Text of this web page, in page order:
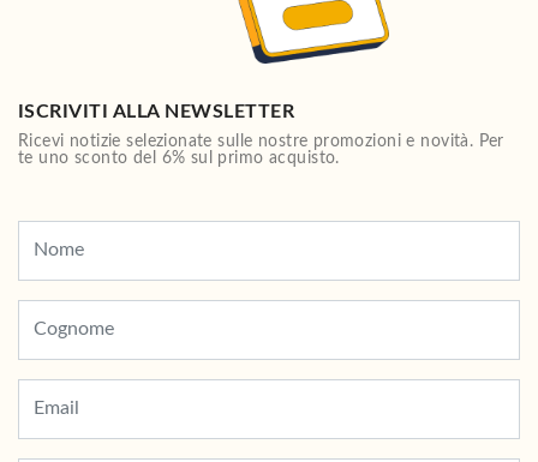
ISCRIVITI ALLA NEWSLETTER
Ricevi notizie selezionate sulle nostre promozioni e novità. Per
te uno sconto del 6% sul primo acquisto.